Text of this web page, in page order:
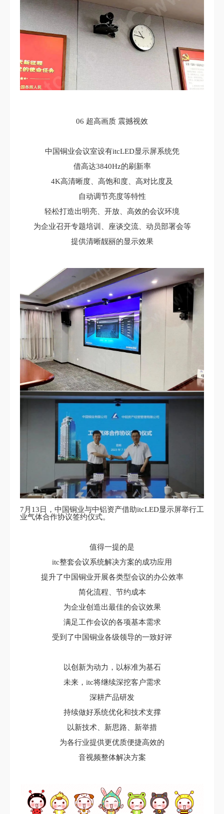
06 超高画质 震撼视效
中国铜业会议室设有itcLED显示屏系统凭
借高达3840Hz的刷新率
4K高清晰度、高饱和度、高对比度及
自动调节亮度等特性
轻松打造出明亮、开放、高效的会议环境
为企业召开专题培训、座谈交流、动员部署会等
提供清晰靓丽的显示效果
7月13日，中国铜业与中铝资产借助itcLED显示屏举行工
业气体合作协议签约仪式。
值得一提的是
itc整套会议系统解决方案的成功应用
提升了中国铜业开展各类型会议的办公效率
简化流程、节约成本
为企业创造出最佳的会议效果
满足工作会议的各项基本需求
受到了中国铜业各级领导的一致好评
以创新为动力，以标准为基石
未来，itc将继续深挖客户需求
深耕产品研发
持续做好系统优化和技术支撑
以新技术、新思路、新举措
为各行业提供更优质便捷高效的
音视频整体解决方案